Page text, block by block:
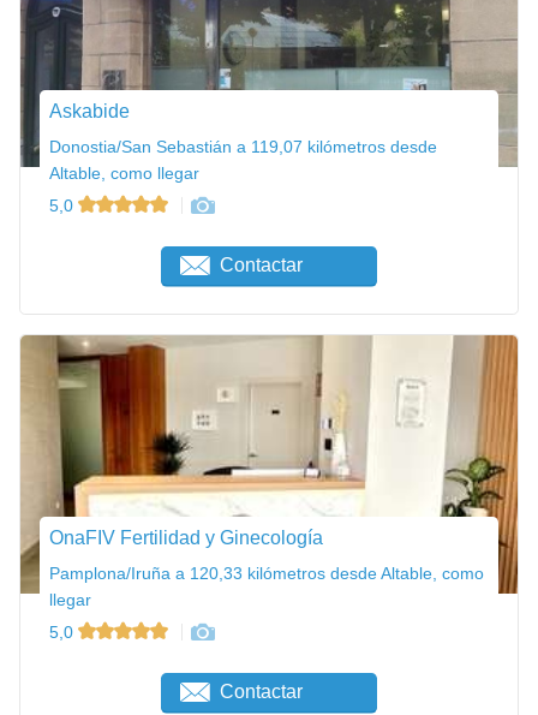
Askabide
Donostia/San Sebastián a 119,07 kilómetros desde
Altable, como llegar
5,0
Contactar
OnaFIV Fertilidad y Ginecología
Pamplona/Iruña a 120,33 kilómetros desde Altable, como
llegar
5,0
Contactar